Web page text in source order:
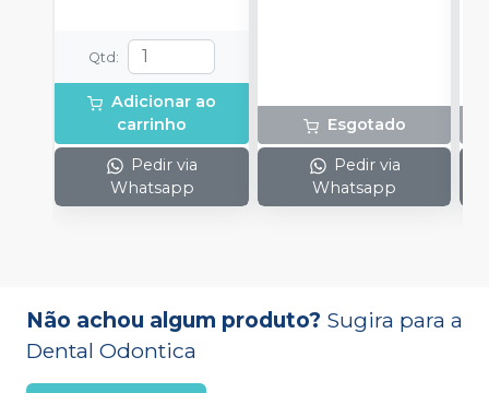
Qtd :
Adicionar ao
carrinho
Pedir via
Whatsapp
Esgotado
Pedir via
Whatsapp
Não achou algum produto? Sugira para a
Dental Odontica